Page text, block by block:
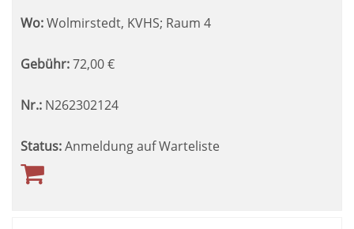
Wo:Wolmirstedt, KVHS; Raum 4
Gebühr:72,00€
Nr.: N262302124
Status:Anmeldung auf Warteliste